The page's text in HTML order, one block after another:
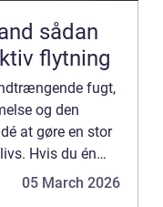
flytning
fugt,
og den
at gøre en stor
Hvis du én
dernæst sørget
05 March 2026